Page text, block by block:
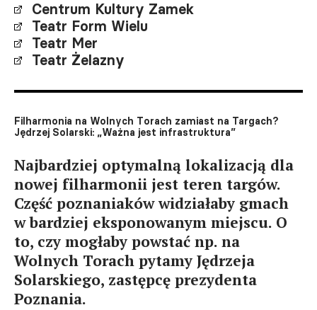
Centrum Kultury Zamek
Teatr Form Wielu
Teatr Mer
Teatr Żelazny
Filharmonia na Wolnych Torach zamiast na Targach?
Jędrzej Solarski: „Ważna jest infrastruktura”
Najbardziej optymalną lokalizacją dla
nowej filharmonii jest teren targów.
Część poznaniaków widziałaby gmach
w bardziej eksponowanym miejscu. O
to, czy mogłaby powstać np. na
Wolnych Torach pytamy Jędrzeja
Solarskiego, zastępcę prezydenta
Poznania.